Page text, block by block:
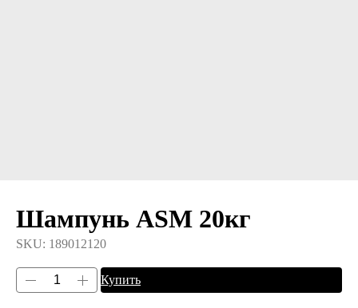
Шампунь ASM 20кг
SKU: 189012120
Купить